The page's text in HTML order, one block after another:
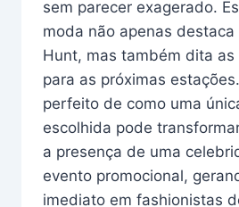
sem parecer exagerado.
moda não apenas
Hunt, mas também dita
para as próximas
perfeito de como uma
escolhida pode
a presença de uma
evento promocional,
imediato em fashionistas